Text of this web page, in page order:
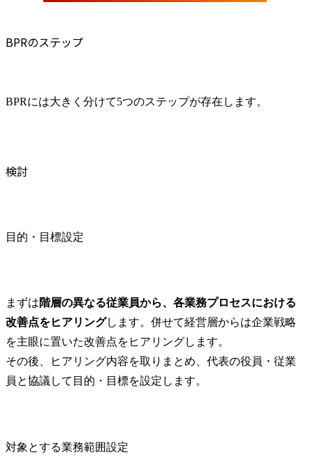
BPRのステップ
BPRには大きく分けて5つのステップが存在します。
検討
目的・目標設定
まずは階層の異なる従業員から、各業務プロセスにおける
改善点をヒアリングします。併せて経営層からは企業戦略
を主眼に置いた改善点をヒアリングします。
その後、ヒアリング内容を取りまとめ、代表の役員・従業
員と協議して目的・目標を設定します。
対象とする業務範囲設定